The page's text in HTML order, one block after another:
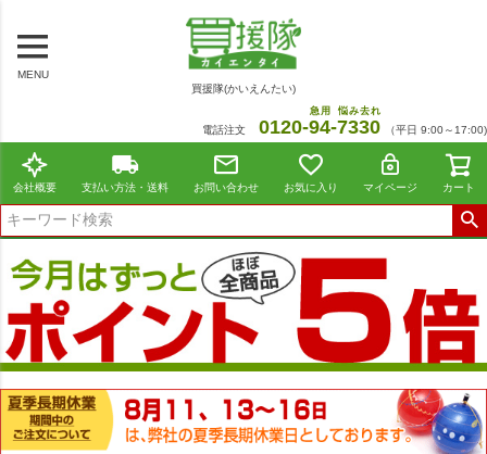
MENU
買援隊(かいえんたい)
電話注文 0120-94
急用
-7330
悩み去れ
（平日 9:00～17:00)
会社概要 支払い方法・送料 お問い合わせ お気に入り マイページ カート